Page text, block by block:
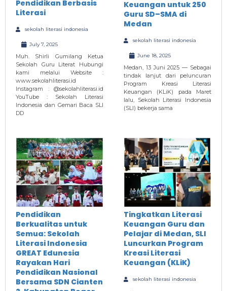
Pendidikan Berbasis
Literasi
sekolah literasi indonesia
July 7, 2025
Muh. Shirli Gumilang Ketua
Sekolah Guru Literat Hubungi
kami melalui Website :
www.sekolahliterasi.id
Instagram : @sekolahliterasi.id
YouTube : Sekolah Literasi
Indonesia dan Gemari Baca SLI
DD
Keuangan untuk 250
Guru SD–SMA di
Medan
sekolah literasi indonesia
June 18, 2025
Medan, 13 Juni 2025 — Sebagai
tindak lanjut dari peluncuran
Program Kreasi Literasi
Keuangan (KLiK) pada Maret
lalu, Sekolah Literasi Indonesia
(SLI) bekerja sama
Pendidikan
Berkualitas untuk
Semua: Sekolah
Literasi Indonesia
GREAT Edunesia
Rayakan Hari
Pendidikan Nasional
Bersama SDN Cianten
Tingkatkan Literasi
Keuangan Guru dan
Pelajar di Medan, SLI
Luncurkan Program
Kreasi Literasi
Keuangan (KLiK)
sekolah literasi indonesia